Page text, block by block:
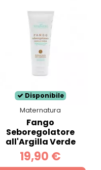
Disponibile
Maternatura
Fango
Seboregolatore
all'Argilla Verde
19,90 €